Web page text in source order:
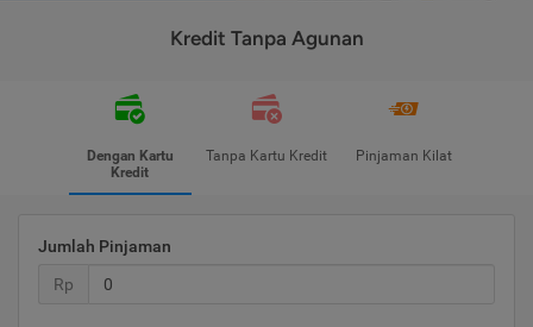
Kredit Tanpa Agunan
Dengan Kartu
Kredit
Tanpa Kartu Kredit Pinjaman Kilat
Jumlah Pinjaman
Rp